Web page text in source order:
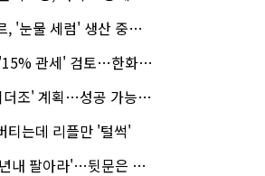
물 세럼' 생산 중단한다
' 검토…한화큐셀·OCI 영향은?
계획…성공 가능성은 '글쎄'
티는데 리플만 '털썩'
팔아라'…뒷문은 열었다